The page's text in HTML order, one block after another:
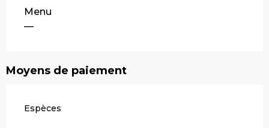
Tarifs 2026
Menu
—
Moyens de paiement
Espèces